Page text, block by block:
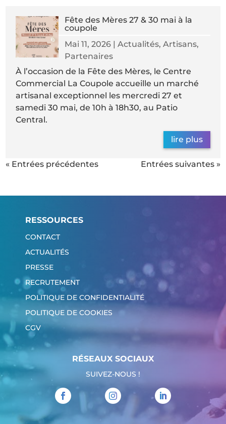
Fête des Mères 27 & 30 mai à la
coupole
Mai 11, 2026| Actualités, Artisans,
Partenaires
À l’occasion de la Fête des Mères, le Centre
Commercial La Coupole accueille un marché
artisanal exceptionnel les mercredi 27 et
samedi 30 mai, de 10h à 18h30, au Patio
Central.
lire plus
« Entrées précédentes Entrées suivantes »
RESSOURCES
CONTACT
ACTUALITÉS
PRESSE
RECRUTEMENT
POLITIQUE DE CONFIDENTIALITÉ
POLITIQUE DE COOKIES
CGV
RÉSEAUX SOCIAUX
SUIVEZ-NOUS !